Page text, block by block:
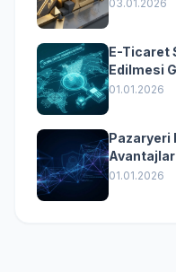
03.01.2026
E-Ticaret
Edilmesi
01.01.2026
Pazaryeri
01.01.2026